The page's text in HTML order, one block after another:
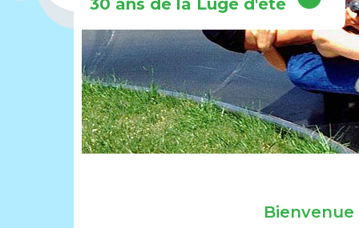
30 ans de la Luge d'été